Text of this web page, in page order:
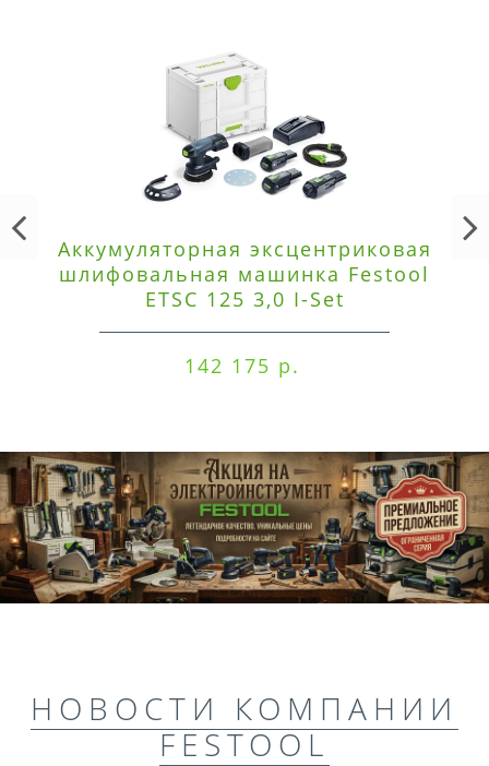
Аккумуляторная эксцентриковая
шлифовальная машинка Festool
ETSC 125 3,0 I-Set
142 175 р.
НОВОСТИ КОМПАНИИ
FESTOOL